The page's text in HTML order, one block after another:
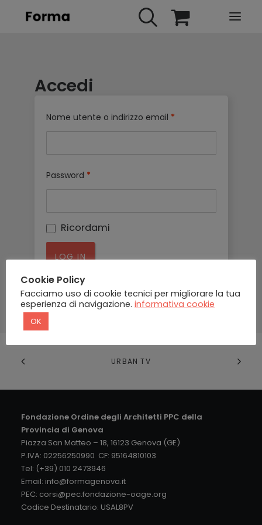
WEBINARS
E-LEARNING
Accedi
Nome utente o indirizzo email *
Password *
Ricordami
LOG IN
Password dimenticata?
URBAN TV
Fondazione Ordine degli Architetti PPC della
Provincia di Genova
Piazza San Matteo – 18, 16123 Genova (GE)
P.IVA: 02256250990 CF: 95164810103
Tel: (+39) 010 2473946
Email: info@formagenova.it
PEC: corsi@pec.fondazione-oage.org
Codice Destinatario: USAL8PV
Cookie Policy
Facciamo uso di cookie tecnici per migliorare la tua
esperienza di navigazione. informativa cookie
OK